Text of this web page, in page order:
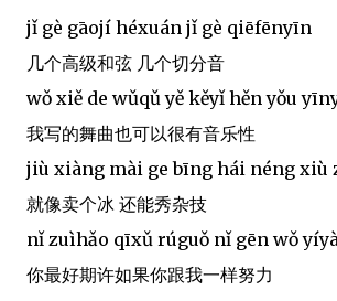
jǐ gè gāojí héxuán jǐ gè qiēfēnyīn
几个高级和弦 几个切分音
wǒ xiě de wǔqǔ yě kěyǐ hěn yǒu
我写的舞曲也可以很有音乐性
jiù xiàng mài ge bīng hái néng xiù
就像卖个冰 还能秀杂技
nǐ zuìhǎo qīxǔ rúguǒ nǐ gēn wǒ
你最好期许如果你跟我一样努力